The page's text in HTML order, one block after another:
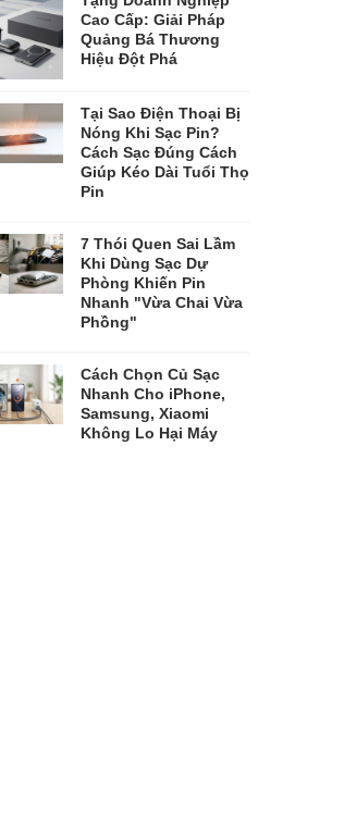
Cao Cấp: Giải Pháp
Quảng Bá Thương
Hiệu Đột Phá
Tại Sao Điện Thoại Bị
Nóng Khi Sạc Pin?
Cách Sạc Đúng Cách
Giúp Kéo Dài Tuổi Thọ
Pin
7 Thói Quen Sai Lầm
Khi Dùng Sạc Dự
Phòng Khiến Pin
Nhanh "Vừa Chai Vừa
Phồng"
Cách Chọn Củ Sạc
Nhanh Cho iPhone,
Samsung, Xiaomi
Không Lo Hại Máy